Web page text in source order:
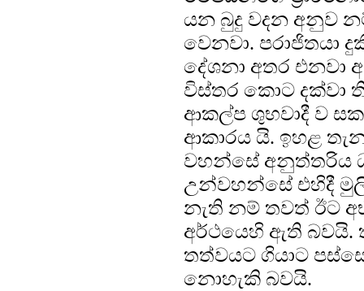
යන බුදු වදන අනුව
වෙනවා. පරාජිතයා
දේශනා අතර එනවා
විස්තර කොට දක්වා
ආකල්ප ශුභවාදී ව
ආකාරය යි. ඉහළ
වහන්සේ අනුත්තරිය
උන්වහන්සේ එහිදී
නැති නම් තවත් ඊට
අර්ථයෙහි ඇති බවයි.
තත්වයට ගියාට
නොහැකි බවයි.